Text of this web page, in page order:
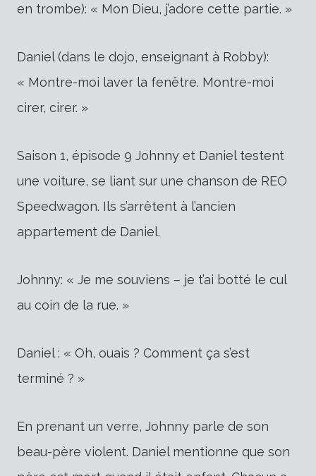
en trombe): « Mon Dieu, j’adore cette partie. »
Daniel (dans le dojo, enseignant à Robby):
« Montre-moi laver la fenêtre. Montre-moi
cirer, cirer. »
Saison 1, épisode 9 Johnny et Daniel testent
une voiture, se liant sur une chanson de REO
Speedwagon. Ils s’arrêtent à l’ancien
appartement de Daniel.
Johnny: « Je me souviens – je t’ai botté le cul
au coin de la rue. »
Daniel : « Oh, ouais ? Comment ça s’est
terminé ? »
En prenant un verre, Johnny parle de son
beau-père violent. Daniel mentionne que son